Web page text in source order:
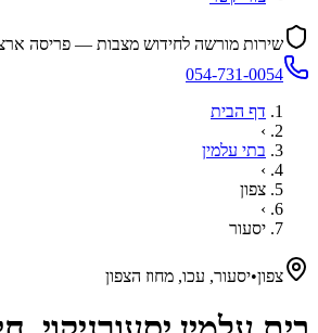
שירות מורשה לחידוש מצבות — פריסה
054-731-0054
דף הבית
›
בתי עלמין
›
צפון
›
יסעור
צפון•יסעור, עכו, מחוז הצפון